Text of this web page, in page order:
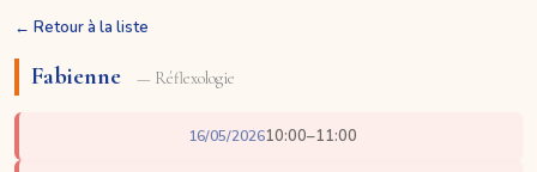
← Retour à la liste
Fabienne — Réflexologie
16/05/202610:00–11:00